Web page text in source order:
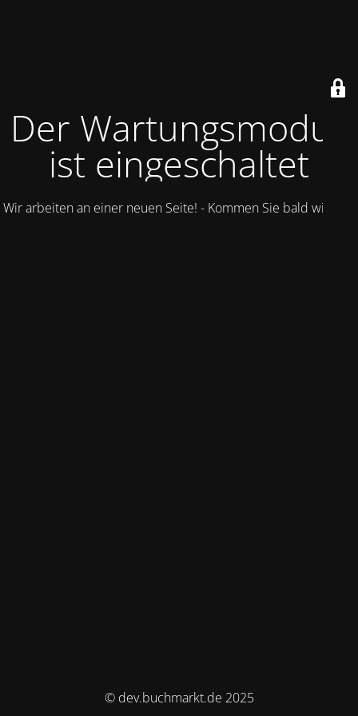
Der Wartungsmodus
ist eingeschaltet
Wir arbeiten an einer neuen Seite! - Kommen Sie bald wieder.
© dev.buchmarkt.de 2025